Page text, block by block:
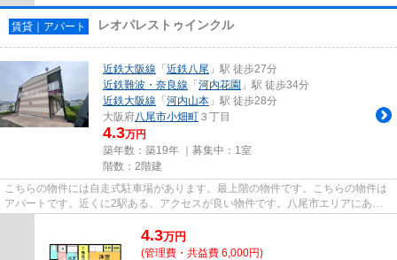
賃貸｜アパート レオパレストゥインクル
近鉄大阪線 「近鉄八尾 」駅 徒歩27分
近鉄難波・奈良線 「河内花園 」駅 徒歩34分
近鉄大阪線 「河内山本 」駅 徒歩28分
大阪府八尾市小畑町 ３丁目
4.3万円
築年数：築19年 ｜募集中： 1室
階数：2階建
こちらの物件には自走式駐車場があります。最上階の物件です。こちらの物件は
アパートです。近くに2駅ある、アクセスが良い物件です。八尾市エリアにある
賃貸情報のことなら、地域に密...
4.3万円
(管理費・共益費 6,000円)